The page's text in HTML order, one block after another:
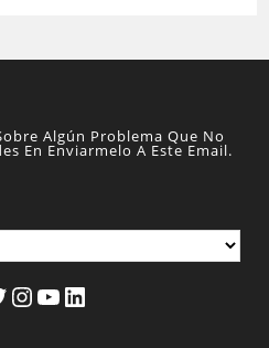
Algún Problema Que No
En Enviarmelo A Este Email.